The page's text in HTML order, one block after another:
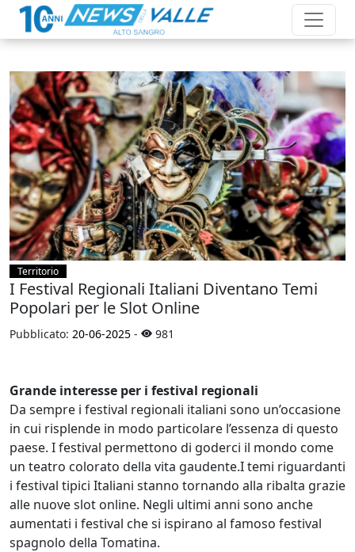
Territorio
I Festival Regionali Italiani Diventano Temi
Popolari per le Slot Online
Pubblicato: 20-06-2025 - 981
Grande interesse per i festival regionali
Da sempre i festival regionali italiani sono un’occasione
in cui risplende in modo particolare l’essenza di questo
paese. I festival permettono di goderci il mondo come
un teatro colorato della vita gaudente.I temi riguardanti
i festival tipici Italiani stanno tornando alla ribalta grazie
alle nuove slot online. Negli ultimi anni sono anche
aumentati i festival che si ispirano al famoso festival
spagnolo della Tomatina.